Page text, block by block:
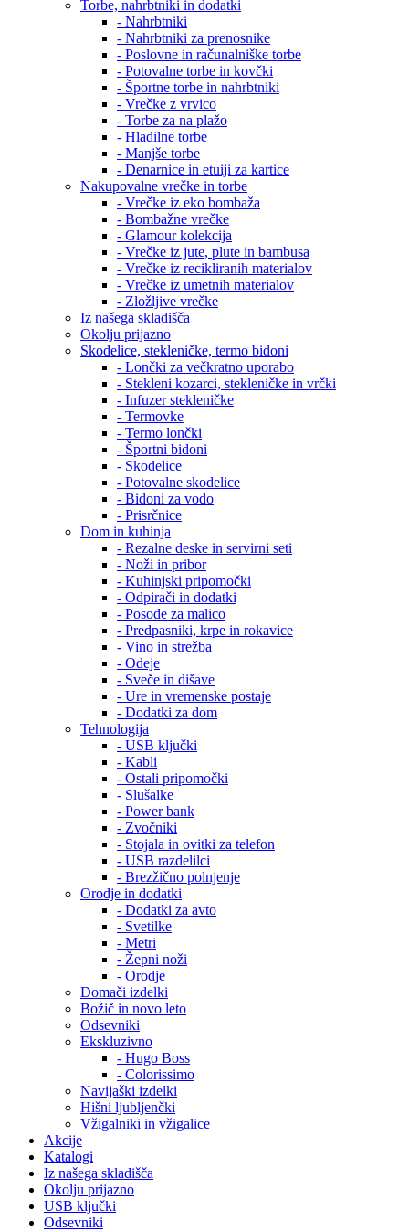
Torbe, nahrbtniki in dodatki
- Nahrbtniki
- Nahrbtniki za prenosnike
- Poslovne in računalniške torbe
- Potovalne torbe in kovčki
- Športne torbe in nahrbtniki
- Vrečke z vrvico
- Torbe za na plažo
- Hladilne torbe
- Manjše torbe
- Denarnice in etuiji za kartice
Nakupovalne vrečke in torbe
- Vrečke iz eko bombaža
- Bombažne vrečke
- Glamour kolekcija
- Vrečke iz jute, plute in bambusa
- Vrečke iz recikliranih materialov
- Vrečke iz umetnih materialov
- Zložljive vrečke
Iz našega skladišča
Okolju prijazno
Skodelice, stekleničke, termo bidoni
- Lončki za večkratno uporabo
- Stekleni kozarci, stekleničke in vrčki
- Infuzer stekleničke
- Termovke
- Termo lončki
- Športni bidoni
- Skodelice
- Potovalne skodelice
- Bidoni za vodo
- Prisrčnice
Dom in kuhinja
- Rezalne deske in servirni seti
- Noži in pribor
- Kuhinjski pripomočki
- Odpirači in dodatki
- Posode za malico
- Predpasniki, krpe in rokavice
- Vino in strežba
- Odeje
- Sveče in dišave
- Ure in vremenske postaje
- Dodatki za dom
Tehnologija
- USB ključki
- Kabli
- Ostali pripomočki
- Slušalke
- Power bank
- Zvočniki
- Stojala in ovitki za telefon
- USB razdelilci
- Brezžično polnjenje
Orodje in dodatki
- Dodatki za avto
- Svetilke
- Metri
- Žepni noži
- Orodje
Domači izdelki
Božič in novo leto
Odsevniki
Ekskluzivno
- Hugo Boss
- Colorissimo
Navijaški izdelki
Hišni ljubljenčki
Vžigalniki in vžigalice
Akcije
Katalogi
Iz našega skladišča
Okolju prijazno
USB ključki
Odsevniki